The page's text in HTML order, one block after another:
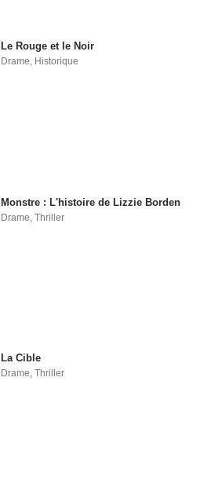
Le Rouge et le Noir
Drame, Historique
Monstre : L'histoire de Lizzie Borden
Drame ,Thriller
La Cible
Drame,Thriller